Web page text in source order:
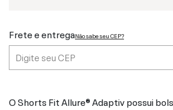
Frete e entregaNão sabe seu CEP?
O Shorts Fit Allure® Adaptiv possui